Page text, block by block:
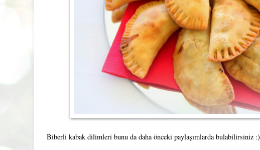
Biberli kabak dilimleri bunu da daha önceki paylaşımlarda bulabilirsiniz :)